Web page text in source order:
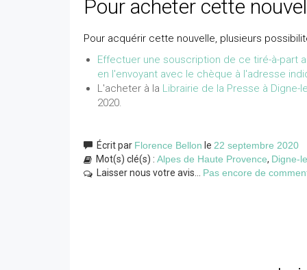
Pour acheter cette
Pour acquérir cette nouvelle, plusieurs
Effectuer une souscription de ce tiré-à-part
en l'envoyant avec le chèque à l'adresse
L'acheter à la Librairie de la Presse à Digne-
2020.
Écrit par Florence Bellon le 22 septembre 2020
Mot(s) clé(s) : Alpes de Haute Provence, Digne-
Laisser nous votre avis... Pas encore de